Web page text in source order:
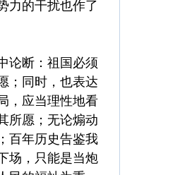
力的干扰也作了
论断：祖国必须
；同时，也表达
，应当理性地看
所愿；无论煽动
百年历史告鉴我
场，只能是当炮